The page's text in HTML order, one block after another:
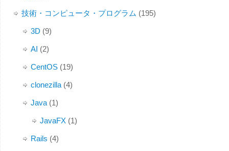
技術・コンピュータ・プログラム (195)
3D (9)
AI (2)
CentOS(19)
clonezilla(4)
Java(1)
JavaFX(1)
Rails (4)